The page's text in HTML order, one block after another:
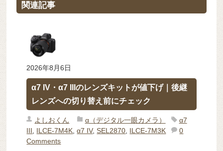
関連記事
2026年8月6日
α7 IV・α7 IIIのレンズキットが値下げ｜後継
レンズへの切り替え前にチェック
よしおくん α（デジタル一眼カメラ）
α7
III
ILCE-7M4K ,α7 IV,SEL2870 ILCE-7M3K
0
Comments